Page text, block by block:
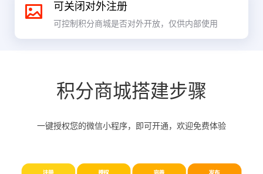
可关闭对外注册
可控制积分商城是否对外开放，仅供内部使用
积分商城搭建步骤
一键授权您的微信小程序，即可开通，欢迎免费体验